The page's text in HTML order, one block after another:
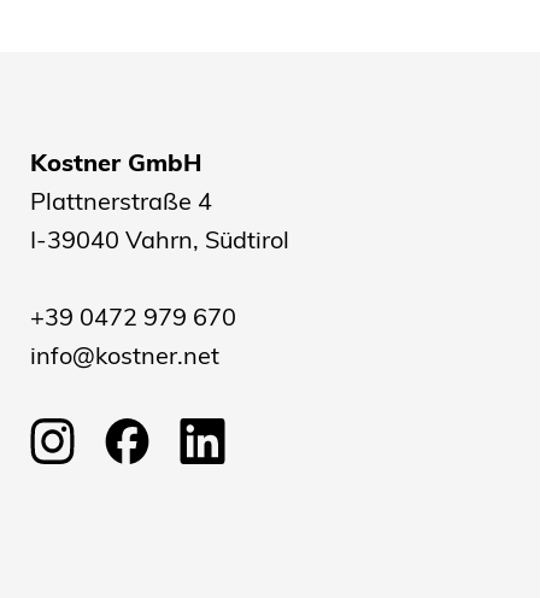
Kostner GmbH
Plattnerstraße 4
I-39040 Vahrn, Südtirol
+39 0472 979 670
info@kostner.net